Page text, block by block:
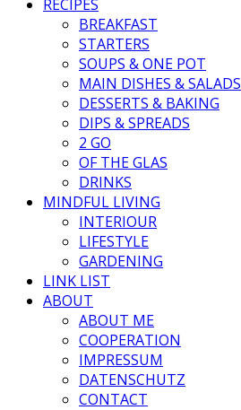
RECIPES
BREAKFAST
STARTERS
SOUPS & ONE POT
MAIN DISHES & SALADS
DESSERTS & BAKING
DIPS & SPREADS
2 GO
OF THE GLAS
DRINKS
MINDFUL LIVING
INTERIOUR
LIFESTYLE
GARDENING
LINK LIST
ABOUT
ABOUT ME
COOPERATION
IMPRESSUM
DATENSCHUTZ
CONTACT